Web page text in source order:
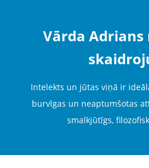
Vārda Adrians
Intelekts un jūtas viņā ir
burvīgas un neaptumšotas
smalkjūtīgs,